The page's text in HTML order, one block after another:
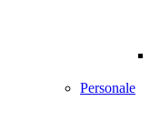
Personale